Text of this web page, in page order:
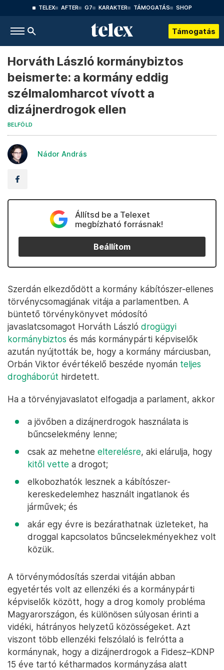
TELEX AFTER G7 KARAKTER TÁMOGATÁS SHOP
Támogatás
Horváth László kormánybiztos
beismerte: a kormány eddig
szélmalomharcot vívott a
dizájnerdrogok ellen
BELFÖLD
Nádor András
Állítsd be a Telexet
megbízható forrásnak!
Beállítom
Szerdán elkezdődött a kormány kábítószer-ellenes
törvénycsomagjának vitája a parlamentben. A
büntető törvénykönyvet módosító
javaslatcsomagot Horváth László drogügyi
kormánybiztos és más kormánypárti képviselők
azután nyújtották be, hogy a kormány márciusban,
Orbán Viktor évértékelő beszéde nyomán teljes
drogháborút hirdetett.
Ha a törvényjavaslatot elfogadja a parlament, akkor
a jövőben a dizájnerdrogok használata is
bűncselekmény lenne;
csak az mehetne elterelésre, aki elárulja, hogy
kitől vette a drogot;
elkobozhatók lesznek a kábítószer-
kereskedelemhez használt ingatlanok és
járművek; és
akár egy évre is bezárathatnak üzleteket, ha
droggal kapcsolatos bűncselekményekhez volt
közük.
A törvénymódosítás szerdai vitáján abban
egyetértés volt az ellenzéki és a kormánypárti
képviselők között, hogy a drog komoly probléma
Magyarországon, és különösen súlyosan érinti a
vidéki, hátrányos helyzetű közösségeket. Azt
viszont több ellenzéki felszólaló is felrótta a
kormánynak, hogy a dizájnerdrogok a Fidesz–KDNP
15 éve tartó kétharmados kormányzása alatt